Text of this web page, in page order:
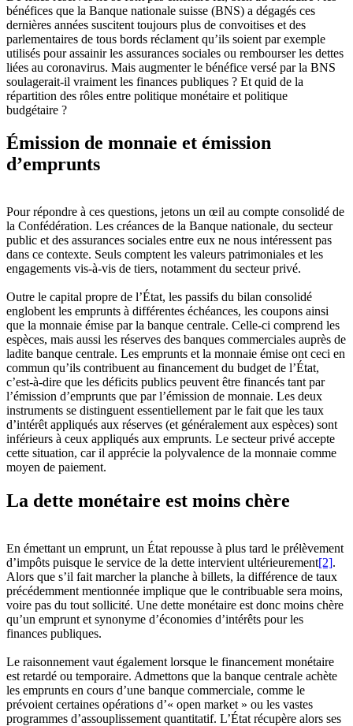
bénéfices que la Banque nationale suisse (BNS) a dégagés ces
dernières années suscitent toujours plus de convoitises et des
parlementaires de tous bords réclament qu’ils soient par exemple
utilisés pour assainir les assurances sociales ou rembourser les dettes
liées au coronavirus. Mais augmenter le bénéfice versé par la BNS
soulagerait-il vraiment les finances publiques ? Et quid de la
répartition des rôles entre politique monétaire et politique
budgétaire ?
Émission de monnaie et émission
d’emprunts
Pour répondre à ces questions, jetons un œil au compte consolidé de
la Confédération. Les créances de la Banque nationale, du secteur
public et des assurances sociales entre eux ne nous intéressent pas
dans ce contexte. Seuls comptent les valeurs patrimoniales et les
engagements vis-à-vis de tiers, notamment du secteur privé.
Outre le capital propre de l’État, les passifs du bilan consolidé
englobent les emprunts à différentes échéances, les coupons ainsi
que la monnaie émise par la banque centrale. Celle-ci comprend les
espèces, mais aussi les réserves des banques commerciales auprès de
ladite banque centrale. Les emprunts et la monnaie émise ont ceci en
commun qu’ils contribuent au financement du budget de l’État,
c’est-à-dire que les déficits publics peuvent être financés tant par
l’émission d’emprunts que par l’émission de monnaie. Les deux
instruments se distinguent essentiellement par le fait que les taux
d’intérêt appliqués aux réserves (et généralement aux espèces) sont
inférieurs à ceux appliqués aux emprunts. Le secteur privé accepte
cette situation, car il apprécie la polyvalence de la monnaie comme
moyen de paiement.
La dette monétaire est moins chère
En émettant un emprunt, un État repousse à plus tard le prélèvement
d’impôts puisque le service de la dette intervient ultérieurement[2].
Alors que s’il fait marcher la planche à billets, la différence de taux
précédemment mentionnée implique que le contribuable sera moins,
voire pas du tout sollicité. Une dette monétaire est donc moins chère
qu’un emprunt et synonyme d’économies d’intérêts pour les
finances publiques.
Le raisonnement vaut également lorsque le financement monétaire
est retardé ou temporaire. Admettons que la banque centrale achète
les emprunts en cours d’une banque commerciale, comme le
prévoient certaines opérations d’« open market » ou les vastes
programmes d’assouplissement quantitatif. L’État récupère alors ses